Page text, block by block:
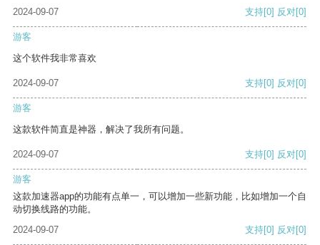
2024-09-07 支持[0] 反对[0]
游客
这个软件我非常喜欢
2024-09-07 支持[0] 反对[0]
游客
这款软件简直是神器，解决了我所有问题。
2024-09-07 支持[0] 反对[0]
游客
这款加速器app的功能有点单一，可以增加一些新功能，比如增加一个自
动切换线路的功能。
2024-09-07
支持[0] 反对[0]